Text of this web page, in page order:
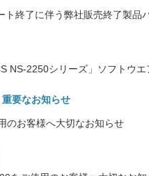
終了に伴う弊社販売終了製品
NS-2250シリーズ」ソフトウ
重要なお知らせ
のお客様へ大切なお知らせ